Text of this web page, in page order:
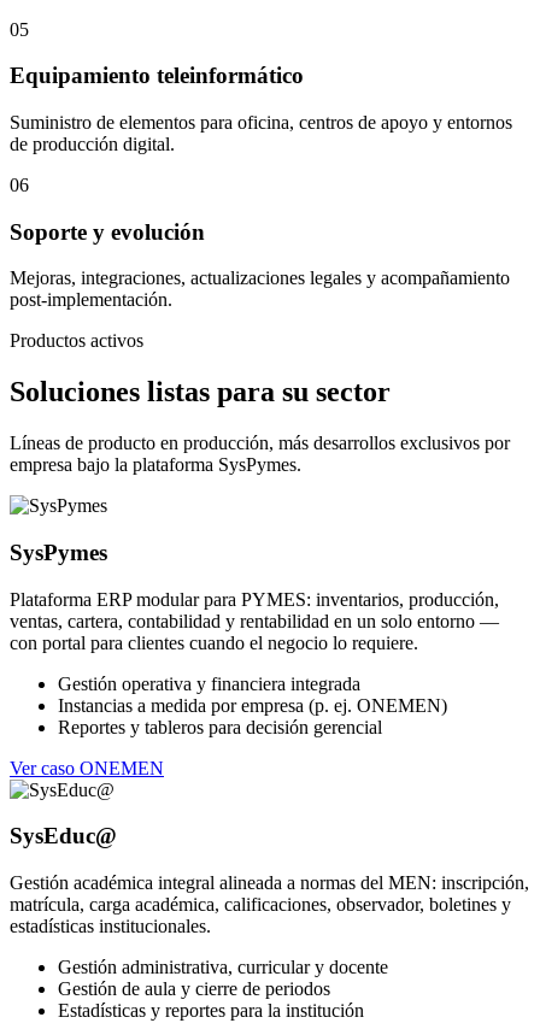
05
Equipamiento teleinformático
Suministro de elementos para oficina, centros de apoyo y entornos
de producción digital.
06
Soporte y evolución
Mejoras, integraciones, actualizaciones legales y acompañamiento
post-implementación.
Productos activos
Soluciones listas para su sector
Líneas de producto en producción, más desarrollos exclusivos por
empresa bajo la plataforma SysPymes.
SysPymes
Plataforma ERP modular para PYMES: inventarios, producción,
ventas, cartera, contabilidad y rentabilidad en un solo entorno —
con portal para clientes cuando el negocio lo requiere.
Gestión operativa y financiera integrada
Instancias a medida por empresa (p. ej. ONEMEN)
Reportes y tableros para decisión gerencial
Ver caso ONEMEN
SysEduc@
Gestión académica integral alineada a normas del MEN: inscripción,
matrícula, carga académica, calificaciones, observador, boletines y
estadísticas institucionales.
Gestión administrativa, curricular y docente
Gestión de aula y cierre de periodos
Estadísticas y reportes para la institución